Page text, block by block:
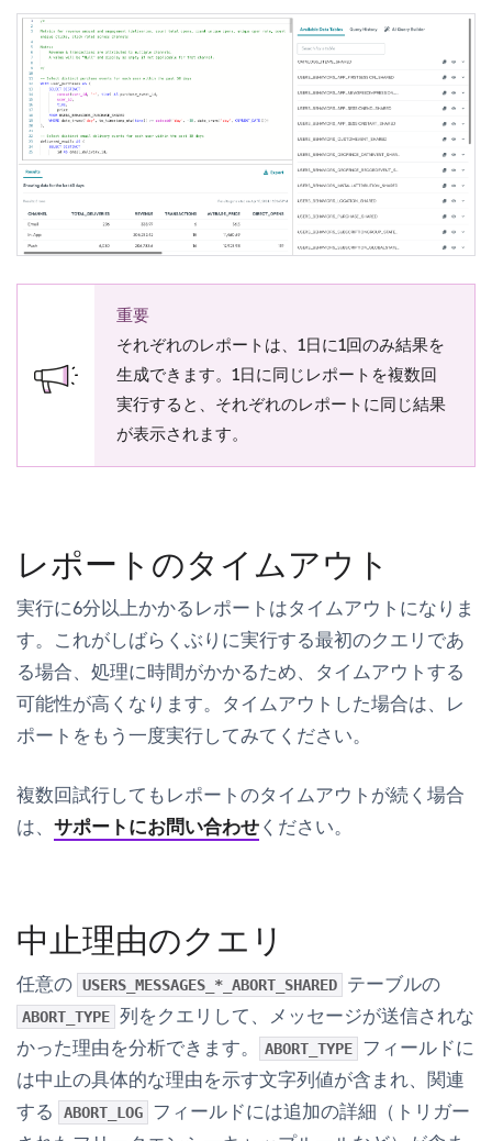
重要
それぞれのレポートは、1日に1回のみ結果を
生成できます。1日に同じレポートを複数回
実行すると、それぞれのレポートに同じ結果
が表示されます。
レポートのタイムアウト
実行に6分以上かかるレポートはタイムアウトになりま
す。これがしばらくぶりに実行する最初のクエリであ
る場合、処理に時間がかかるため、タイムアウトする
可能性が高くなります。タイムアウトした場合は、レ
ポートをもう一度実行してみてください。
複数回試行してもレポートのタイムアウトが続く場合
は、 サポートにお問い合わせください。
中止理由のクエリ
任意の USERS_MESSAGES_*_ABORT_SHARED テーブルの
ABORT_TYPE 列をクエリして、メッセージが送信されな
かった理由を分析できます。
ABORT_TYPE
フィールドに
は中止の具体的な理由を示す文字列値が含まれ、関連
する
ABORT_LOG
フィールドには追加の詳細（トリガー